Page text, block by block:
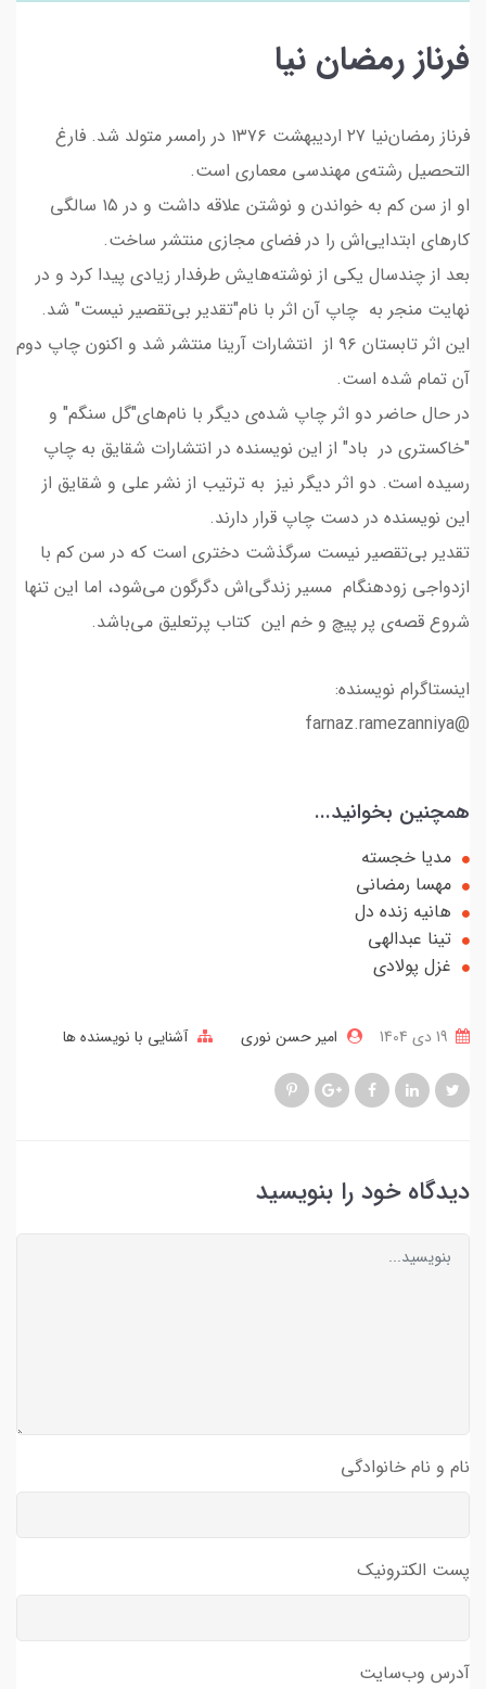
فرناز رمضان نیا
فرناز رمضان‌نیا ۲۷ اردیبهشت ۱۳۷۶ در رامسر متولد شد. فارغ
التحصیل رشته‌ی مهندسی معماری است.
او از سن کم به خواندن و نوشتن علاقه داشت و در ۱۵ سالگی
کارهای ابتدایی‌اش را در فضای مجازی منتشر ساخت.
بعد از چندسال یکی از نوشته‌هایش طرفدار زیادی پیدا کرد و در
نهایت منجر به چاپ آن اثر با نام"تقدیر بی‌تقصیر نیست" شد.
این اثر تابستان ۹۶ از انتشارات آرینا منتشر شد و اکنون چاپ دوم
آن تمام شده است.
در حال حاضر دو اثر چاپ‌ شده‌ی دیگر با نام‌های"گل سنگم" و
"خاکستری در باد" از این نویسنده در انتشارات شقایق به چاپ
رسیده است. دو اثر دیگر نیز به ترتیب از نشر علی و شقایق از
این نویسنده در دست چاپ قرار دارند.
تقدیر بی‌تقصیر نیست سرگذشت دختری است که در سن کم با
ازدواجی زودهنگام مسیر زندگی‌اش دگرگون می‌شود، اما این تنها
شروع قصه‌ی پر پیچ و خم این کتاب پرتعلیق می‌باشد.
اینستاگرام نویسنده:
@farnaz.ramezanniya
همچنین بخوانید...
مدیا خجسته
مهسا رمضانی
هانیه زنده دل
تینا عبدالهی
غزل پولادی
امیر حسن نوری آشنایی با نویسنده ها
دیدگاه خود را بنویسید
نام و نام خانوادگی
پست الکترونیک
آدرس وب‌سایت